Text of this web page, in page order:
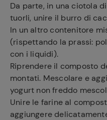
Da parte, in una ciotola
tuorli, unire il burro di
In un altro contenitore
(rispettando la prassi:
con i liquidi).
Riprendere il composto
montati. Mescolare e
yogurt non freddo
Unire le farine al
aggiungere